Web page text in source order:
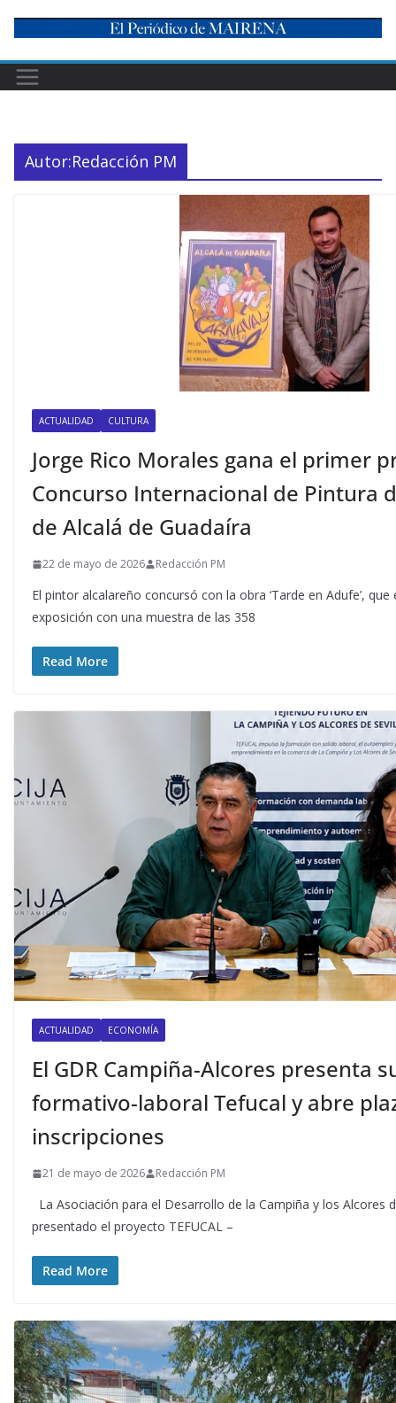
content
Autor:Redacción PM
ACTUALIDAD CULTURA
Jorge Rico Morales gana el primer
Concurso Internacional de Pintura
de Alcalá de Guadaíra
22 de mayo de 2026 Redacción PM
El pintor alcalareño concursó con la obra ‘Tarde en Adufe’, que
exposición con una muestra de las 358
Read More
ACTUALIDAD ECONOMÍA
El GDR Campiña-Alcores presenta
formativo-laboral Tefucal y abre
inscripciones
21 de mayo de 2026 Redacción PM
La Asociación para el Desarrollo de la Campiña y los Alcores
presentado el proyecto TEFUCAL –
Read More